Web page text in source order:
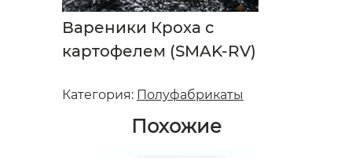
Вареники Кроха с
картофелем (SMAK-RV)
Категория: Полуфабрикаты
Похожие